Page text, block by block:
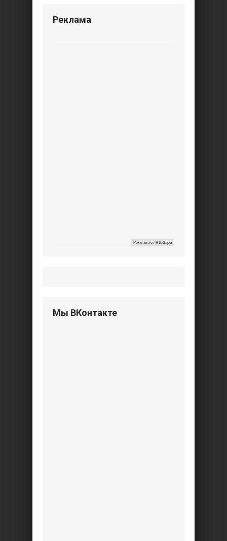
Реклама
Реклама от RtbSape
Мы ВКонтакте